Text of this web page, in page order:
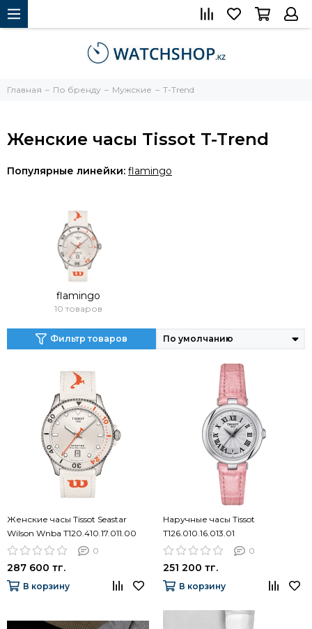
Главная По бренду Мужские T-Trend
Женские часы Tissot T-Trend
Популярные линейки: flamingo
flamingo
10 товаров
Фильтр товаров
Женские часы Tissot Seastar
Wilson Wnba T120.410.17.011.00
0
287 600 тг.
В корзину
Наручные часы Tissot
T126.010.16.013.01
0
251 200 тг.
В корзину